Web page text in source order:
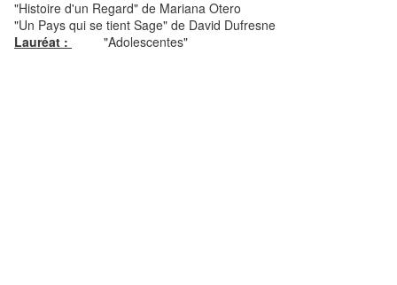
"Histoire d'un Regard" de Mariana Otero
"Un Pays qui se tient Sage" de David Dufresne
Lauréat :
"Adolescentes"